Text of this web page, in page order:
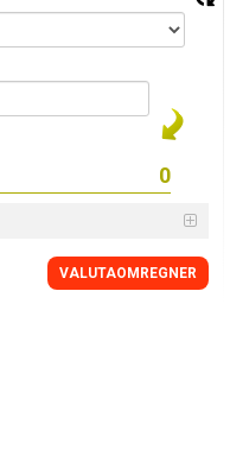
VALUTAOMREGNER